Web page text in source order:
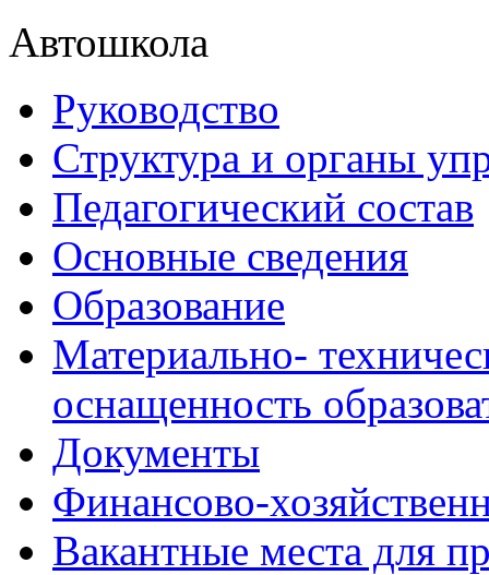
Автошкола
Руководство
Структура и органы
Педагогический состав
Основные сведения
Образование
Материально-
оснащенность
Документы
Финансово-
Вакантные места для